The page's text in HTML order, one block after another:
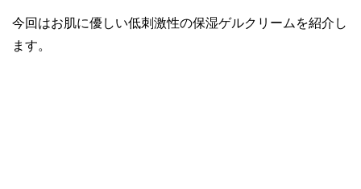
今回はお肌に優しい低刺激性の保湿ゲルクリームを紹介し
ます。